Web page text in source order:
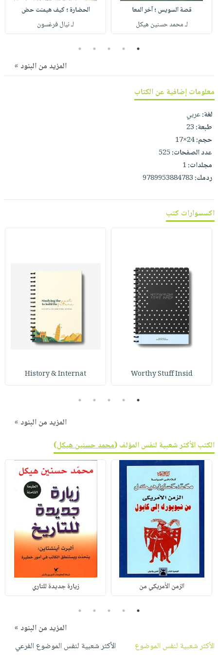
صابون
أطفال
مناسبات
فيديوهات
أسئلة
يتكرر
نيل
وفرات
كتابك
تواصل
معنا
عربة
التسوق
قصة السويس ؛ آخر المعا
لـ محمد حسنين هيكل
الحضارة ؛ كيف هيمنت حض
لـ نيال فرغسون
1
2
3
4
5
المزيد من البنود »
معلومات إضافية عن الكتاب
لغة:عربي
طبعة:23
حجم:24×17
عدد الصفحات:525
مجلدات:1
ردمك:9789953884783
اكسسوارات كتب
Worthy Stuff Insid
History & Internat
1
2
3
4
5
المزيد من البنود »
الكتب الأكثر شعبية لنفس المؤلف (محمد حسنين هيكل)
الزمن الأمريكي من زيارة جديدة للتاري
1
2
3
4
5
المزيد من البنود »
الأكثر شعبية لنفس الموضوع
الأكثر شعبية لنفس الموضوع الفرعي